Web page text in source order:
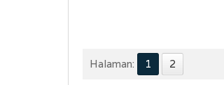
Halaman: 1 2